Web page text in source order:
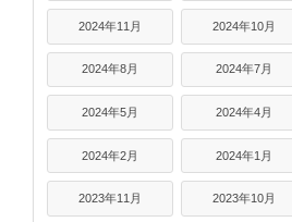
2024年11月 2024年10月
2024年8月 2024年7月
2024年5月 2024年4月
2024年2月 2024年1月
2023年11月 2023年10月